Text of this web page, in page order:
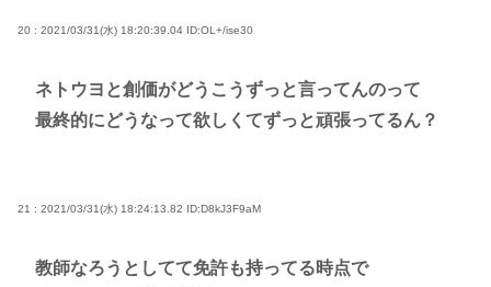
20 : 2021/03/31(水) 18:20:39.04 ID:OL+/ise30
ネトウヨと創価がどうこうずっと言ってんのって
最終的にどうなって欲しくてずっと頑張ってるん？
21 : 2021/03/31(水) 18:24:13.82 ID:D8kJ3F9aM
教師なろうとしてて免許も持ってる時点で